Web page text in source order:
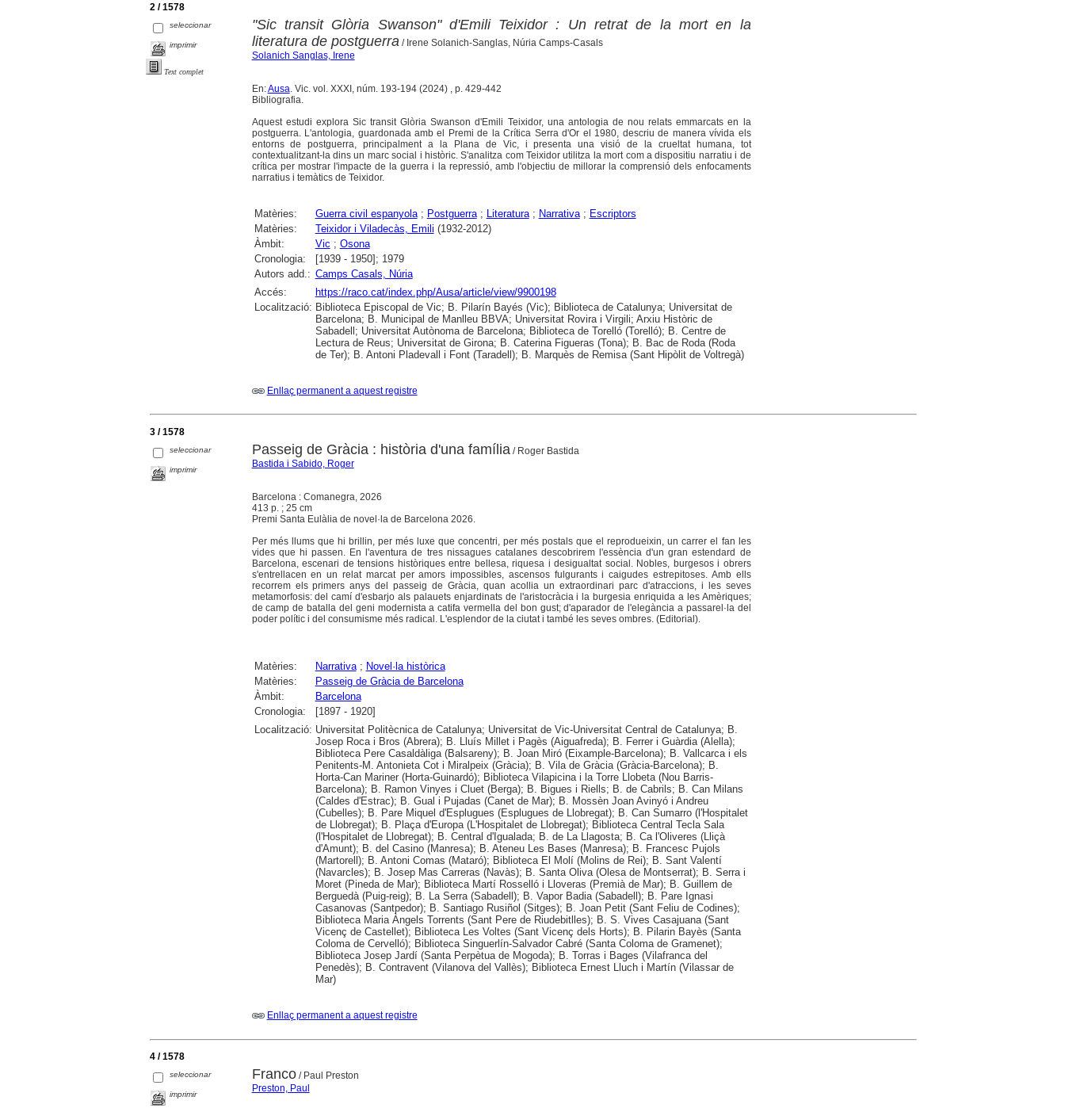
2 / 1578
seleccionar
imprimir
Text complet
"Sic transit Glòria Swanson" d'Emili Teixidor : Un retrat de la mort en la
literatura de postguerra/ Irene Solanich-Sanglas, Núria Camps-Casals
Solanich Sanglas, Irene
En:Ausa. Vic. vol. XXXI, núm. 193-194 (2024) , p. 429-442
Bibliografia.
Aquest estudi explora Sic transit Glòria Swanson d'Emili Teixidor, una antologia de nou relats emmarcats en la
postguerra. L'antologia, guardonada amb el Premi de la Crítica Serra d'Or el 1980, descriu de manera vívida els
entorns de postguerra, principalment a la Plana de Vic, i presenta una visió de la crueltat humana, tot
contextualitzant-la dins un marc social i històric. S'analitza com Teixidor utilitza la mort com a dispositiu narratiu i de
crítica per mostrar l'impacte de la guerra i la repressió, amb l'objectiu de millorar la comprensió dels enfocaments
narratius i temàtics de Teixidor.
Matèries: Guerra civil espanyola; Postguerra; Literatura; Narrativa; Escriptors
Matèries:
Teixidor i Viladecàs, Emili (1932-2012)
Àmbit:
Vic ; Osona
Cronologia:
[1939 - 1950]; 1979
Autors add.: Camps Casals, Núria
Accés:
https://raco.cat/index.php/Ausa/article/view/9900198
Localització: Biblioteca Episcopal de Vic; B. Pilarín Bayés (Vic); Biblioteca de Catalunya; Universitat de
Barcelona; B. Municipal de Manlleu BBVA; Universitat Rovira i Virgili; Arxiu Històric de
Sabadell; Universitat Autònoma de Barcelona; Biblioteca de Torelló (Torelló); B. Centre de
Lectura de Reus; Universitat de Girona; B. Caterina Figueras (Tona); B. Bac de Roda (Roda
de Ter); B. Antoni Pladevall i Font (Taradell); B. Marquès de Remisa (Sant Hipòlit de Voltregà)
Enllaç permanent a aquest registre
3 / 1578
seleccionar
imprimir
Passeig de Gràcia : història d'una família/ Roger Bastida
Bastida i Sabido, Roger
Barcelona : Comanegra, 2026
413 p. ; 25 cm
Premi Santa Eulàlia de novel·la de Barcelona 2026.
Per més llums que hi brillin, per més luxe que concentri, per més postals que el reprodueixin, un carrer el fan les
vides que hi passen. En l'aventura de tres nissagues catalanes descobrirem l'essència d'un gran estendard de
Barcelona, escenari de tensions històriques entre bellesa, riquesa i desigualtat social. Nobles, burgesos i obrers
s'entrellacen en un relat marcat per amors impossibles, ascensos fulgurants i caigudes estrepitoses. Amb ells
recorrem els primers anys del passeig de Gràcia, quan acollia un extraordinari parc d'atraccions, i les seves
metamorfosis: del camí d'esbarjo als palauets enjardinats de l'aristocràcia i la burgesia enriquida a les Amèriques;
de camp de batalla del geni modernista a catifa vermella del bon gust; d'aparador de l'elegància a passarel·la del
poder polític i del consumisme més radical. L'esplendor de la ciutat i també les seves ombres. (Editorial).
Matèries: Narrativa; Novel·la històrica
Matèries:
Passeig de Gràcia de Barcelona
Àmbit:
Barcelona
Cronologia:
[1897 - 1920]
Localització: Universitat Politècnica de Catalunya; Universitat de Vic-Universitat Central de Catalunya; B.
Josep Roca i Bros (Abrera); B. Lluís Millet i Pagès (Aiguafreda); B. Ferrer i Guàrdia (Alella);
Biblioteca Pere Casaldàliga (Balsareny); B. Joan Miró (Eixample-Barcelona); B. Vallcarca i els
Penitents-M. Antonieta Cot i Miralpeix (Gràcia); B. Vila de Gràcia (Gràcia-Barcelona); B.
Horta-Can Mariner (Horta-Guinardó); Biblioteca Vilapicina i la Torre Llobeta (Nou Barris-
Barcelona); B. Ramon Vinyes i Cluet (Berga); B. Bigues i Riells; B. de Cabrils; B. Can Milans
(Caldes d'Estrac); B. Gual i Pujadas (Canet de Mar); B. Mossèn Joan Avinyó i Andreu
(Cubelles); B. Pare Miquel d'Esplugues (Esplugues de Llobregat); B. Can Sumarro (l'Hospitalet
de Llobregat); B. Plaça d'Europa (L'Hospitalet de Llobregat); Biblioteca Central Tecla Sala
(l'Hospitalet de Llobregat); B. Central d'Igualada; B. de La Llagosta; B. Ca l'Oliveres (Lliçà
d'Amunt); B. del Casino (Manresa); B. Ateneu Les Bases (Manresa); B. Francesc Pujols
(Martorell); B. Antoni Comas (Mataró); Biblioteca El Molí (Molins de Rei); B. Sant Valentí
(Navarcles); B. Josep Mas Carreras (Navàs); B. Santa Oliva (Olesa de Montserrat); B. Serra i
Moret (Pineda de Mar); Biblioteca Martí Rosselló i Lloveras (Premià de Mar); B. Guillem de
Berguedà (Puig-reig); B. La Serra (Sabadell); B. Vapor Badia (Sabadell); B. Pare Ignasi
Casanovas (Santpedor); B. Santiago Rusiñol (Sitges); B. Joan Petit (Sant Feliu de Codines);
Biblioteca Maria Àngels Torrents (Sant Pere de Riudebitlles); B. S. Vives Casajuana (Sant
Vicenç de Castellet); Biblioteca Les Voltes (Sant Vicenç dels Horts); B. Pilarin Bayès (Santa
Coloma de Cervelló); Biblioteca Singuerlín-Salvador Cabré (Santa Coloma de Gramenet);
Biblioteca Josep Jardí (Santa Perpètua de Mogoda); B. Torras i Bages (Vilafranca del
Penedès); B. Contravent (Vilanova del Vallès); Biblioteca Ernest Lluch i Martín (Vilassar de
Mar)
Enllaç permanent a aquest registre
4 / 1578
seleccionar
imprimir
Franco/ Paul Preston
Preston, Paul